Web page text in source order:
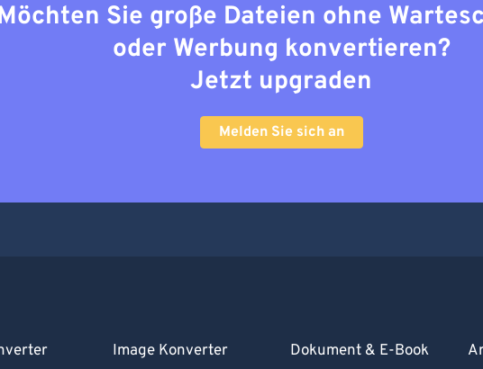
Sie große Dateien ohne
oder Werbung konvertieren?
Jetzt upgraden
Melden Sie sich an
Image Konverter Dokument & E-Book